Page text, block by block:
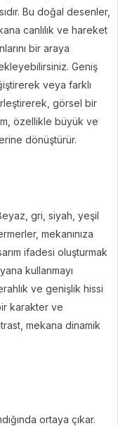
Bu doğal desenler,
canlılık ve hareket
bir araya
Geniş
veya farklı
görsel bir
özellikle büyük ve
dönüştürür.
gri, siyah, yeşil
mekanınıza
ifadesi oluşturmak
kullanmayı
ve genişlik hissi
karakter ve
mekana dinamik
ortaya çıkar.